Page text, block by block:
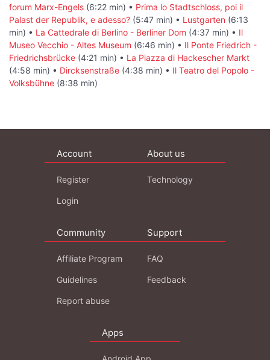
forum Marx-Engels (6:22 min) • Prima lo Stadtschloss, poi il
Palast der Republik, e adesso? (5:47 min) • Lustgarten (6:13
min) • La Cattedrale di Berlino - Berliner Dom (4:37 min) • Il
Museo Vecchio - Altes Museum (6:46 min) • Il Ponte Friedrich -
Friedrichsbrücke (4:21 min) • La Piazza di Hackescher Markt
(4:58 min) • Dircksenstraße (4:38 min) • Il Teatro del Popolo -
Volksbühne (8:38 min)
Account
Register
Login
About us
Technology
Community
Affiliate Program
Guidelines
Report abuse
Support
FAQ
Feedback
Apps